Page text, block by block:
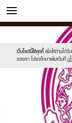
ข่าว
เว็บไซต์นี้ใช้คุกกี้ เพื่อให้ท่านได้รั
ของเรา โปรดศึกษาเพิ่มเติมที่ น
//s.isanook.com/
sanook.png
//s.isanook.com/ns/